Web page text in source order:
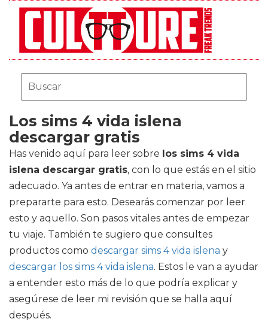
Los sims 4 vida islena
descargar gratis
Has venido aquí para leer sobre los sims 4 vida
islena descargar gratis, con lo que estás en el sitio
adecuado. Ya antes de entrar en materia, vamos a
prepararte para esto. Desearás comenzar por leer
esto y aquello. Son pasos vitales antes de empezar
tu viaje. También te sugiero que consultes
productos como descargar sims 4 vida islena y
descargar los sims 4 vida islena. Estos le van a ayudar
a entender esto más de lo que podría explicar y
asegúrese de leer mi revisión que se halla aquí
después.